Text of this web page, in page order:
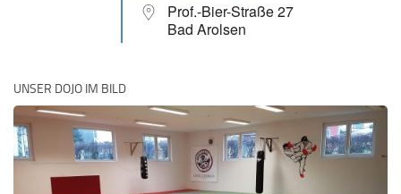
Prof.-Bier-Straße 27
Bad Arolsen
UNSER DOJO IM BILD